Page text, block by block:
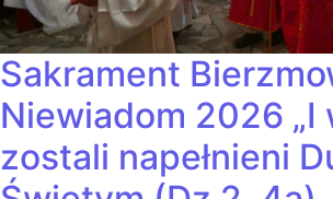
Sakrament
Niewiadom 2026 „I
zostali napełnieni